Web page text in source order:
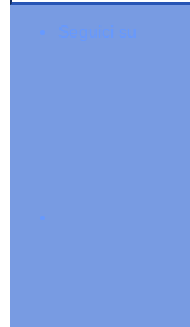
Seguici su